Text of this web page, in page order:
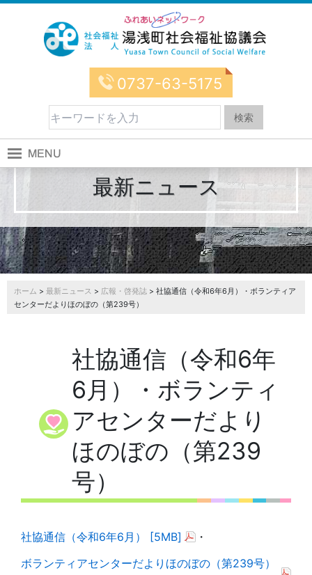
0737-63-5175
最新ニュース
ホーム > 最新ニュース > 広報・啓発誌 > 社協通信（令和6年6月）・ボランティア
センターだよりほのぼの（第239号）
社協通信（令和6年
6月）・ボランティ
アセンターだより
ほのぼの（第239
号）
社協通信（令和6年6月） [5MB]
・
ボランティアセンターだよりほのぼの（第239号）